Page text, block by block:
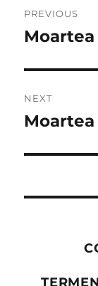
PREVIOUS
Previous
NEXT
Next